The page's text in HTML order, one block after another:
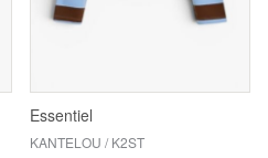
Essentiel
KANTELOU / K2ST